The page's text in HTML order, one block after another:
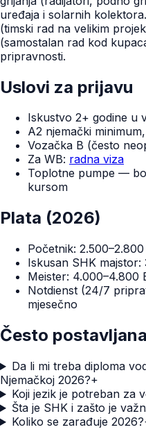
uređaja i solarnih
(timski rad na velikim
(samostalan rad kod
pripravnosti.
Uslovi za prijavu
Iskustvo 2+ godine u
A2 njemački
Vozačka B (često
Za WB: radna viza
Toplotne pumpe —
kursom
Plata (2026)
Početnik:
Iskusan SHK
Meister: 4.000–4.800
Notdienst (24/7
mjesečno
Često
Da li mi treba diploma
Njemačkoj 2026?+
Koji jezik je potreban za
Šta je SHK i zašto je
Koliko se zarađuje 2026?